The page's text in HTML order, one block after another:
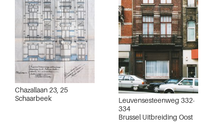
Chazallaan 23, 25
Schaarbeek
Leuvensesteenweg 332-
334
Brussel Uitbreiding Oost